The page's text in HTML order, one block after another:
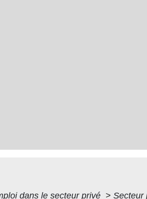
dans le secteur privé > Secteur